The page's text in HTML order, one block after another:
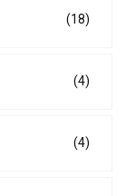
(18)
(4)
(4)